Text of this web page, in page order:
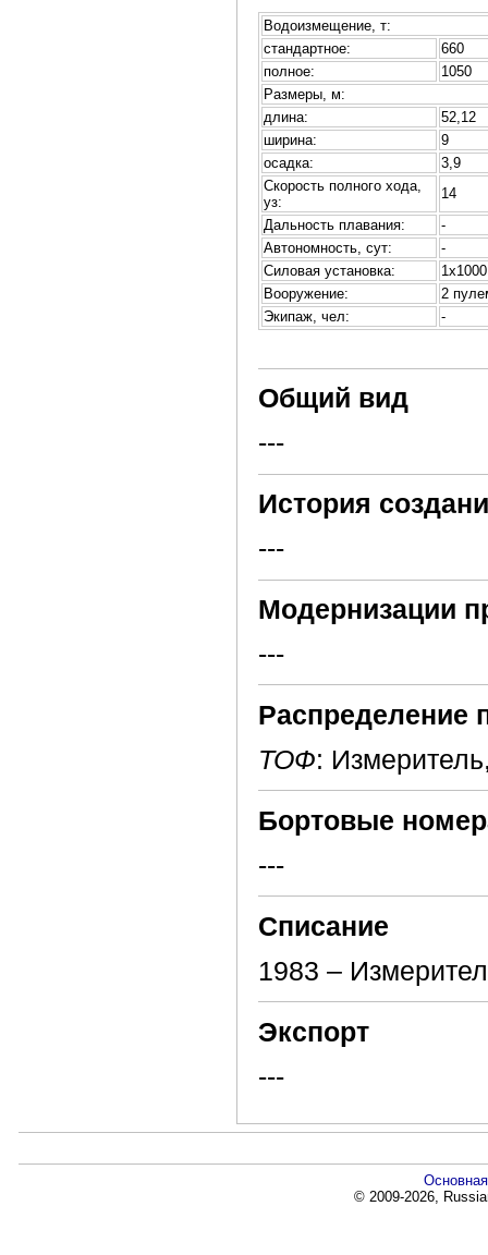
Водоизмещение, т:
стандартное:
660
полное:
1050
Размеры, м:
длина:
52,12
ширина:
9
осадка:
3,9
Скорость полного хода,
уз:
14
Дальность плавания:
-
Автономность, сут:
-
Силовая установка:
Вооружение:
2
Экипаж, чел:
-
Общий вид
---
История
---
Модернизации
---
Распределение
ТОФ:
Бортовые
---
Списание
1983 –
Экспорт
---
Основная
© 2009-2026,